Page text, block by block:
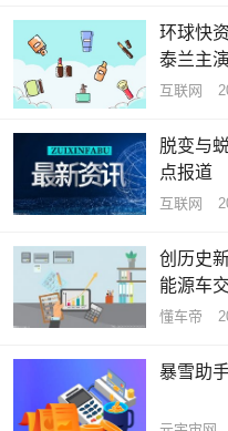
环球快
泰兰主
互联网
脱变与
点报道
互联网
创历史
能源车
懂车帝
暴雪助